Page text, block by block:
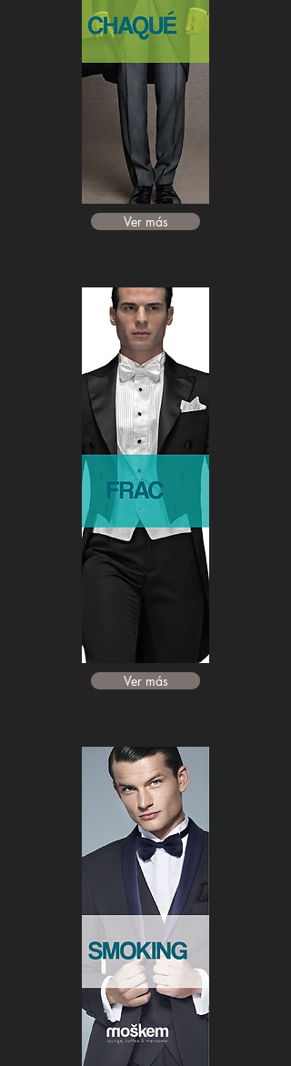
Ver más
Ver más